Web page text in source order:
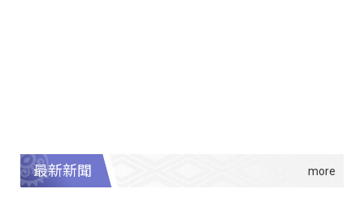
最新新聞